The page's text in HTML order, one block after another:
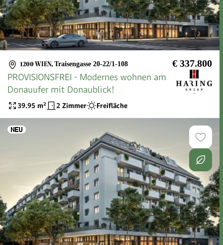
1200 WIEN, Traisengasse 20-22/1-108 € 337.800
PROVISIONSFREI - Modernes wohnen am
Donauufer mit Donaublick!
39.95 m² 2 Zimmer Freifläche